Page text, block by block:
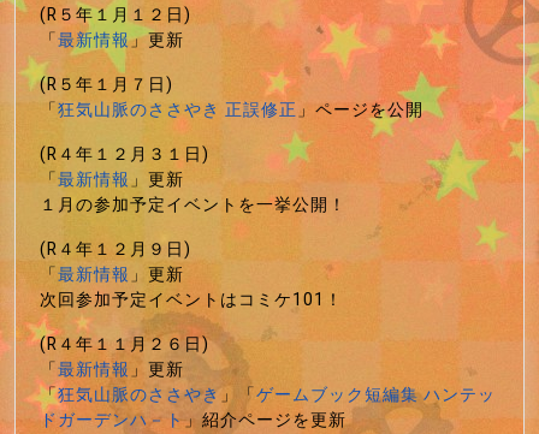
(R５年１月１２日)
「最新情報」更新
(R５年１月７日)
「狂気山脈のささやき 正誤修正」ページを公開
(R４年１２月３１日)
「最新情報」更新
１月の参加予定イベントを一挙公開！
(R４年１２月９日)
「最新情報」更新
次回参加予定イベントはコミケ101！
(R４年１１月２６日)
「最新情報」更新
「狂気山脈のささやき」「ゲームブック短編集 ハンテッ
ドガーデンハ－ト」紹介ページを更新